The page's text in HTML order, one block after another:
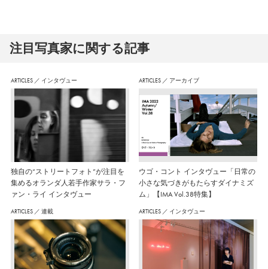
注⽬写真家に関する記事
ARTICLES ／ インタヴュー
独自の“ストリートフォト”が注目を
集めるオランダ人若手作家サラ・フ
ァン・ライ インタヴュー
ARTICLES ／ アーカイブ
ウゴ・コント インタヴュー「日常の
小さな気づきがもたらすダイナミズ
ム」【IMA Vol.38特集】
ARTICLES ／ 連載 ARTICLES ／ インタヴュー